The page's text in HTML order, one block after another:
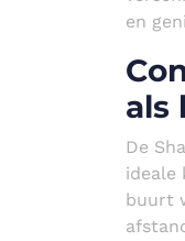
en
als
De
ideale
buurt